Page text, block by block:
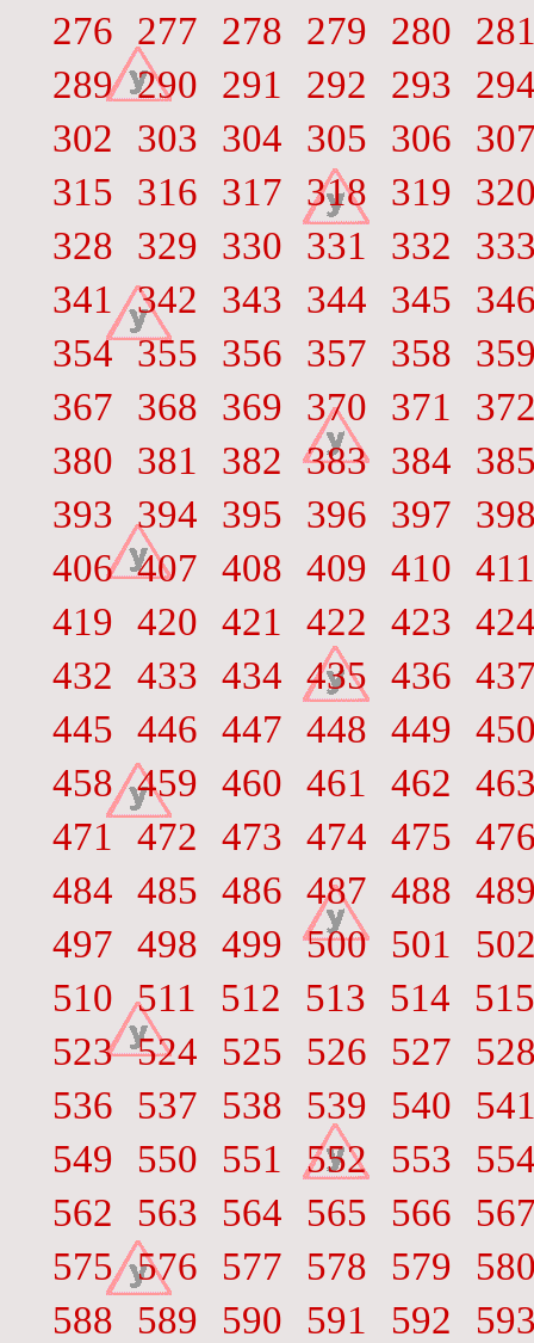
276
277 278 279 280
289 290 291 292 293
302
303 304 305 306
315
316 317 318 319
328
329 330 331 332
341
342 343 344 345
354 355 356 357 358
367
368 369 370 371
380
381 382 383 384
393 394 395 396 397
406 407 408 409 410 411
419 420 421 422 423
432
433 434 435 436
445 446 447 448 449
458 459 460 461 462
471
472 473 474 475
484 485 486 487 488
497 498 499 500 501
510 511 512 513 514
515
523 524 525 526 527
536
537 538 539 540
549
550 551 552 553
562
563 564 565 566
575 576 577 578 579
588
589 590 591 592